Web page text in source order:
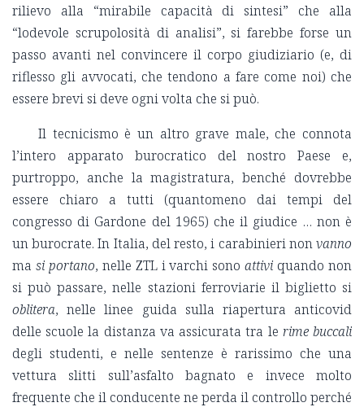
rilievo alla “mirabile capacità di sintesi” che alla
“lodevole scrupolosità di analisi”, si farebbe forse un
passo avanti nel convincere il corpo giudiziario (e, di
riflesso gli avvocati, che tendono a fare come noi) che
essere brevi si deve ogni volta che si può.
Il tecnicismo è un altro grave male, che connota
l’intero apparato burocratico del nostro Paese e,
purtroppo, anche la magistratura, benché dovrebbe
essere chiaro a tutti (quantomeno dai tempi del
congresso di Gardone del 1965) che il giudice … non è
un burocrate. In Italia, del resto, i carabinieri nonvanno
ma si portano, nelle ZTL i varchi sonoattivi quando non
si può passare, nelle stazioni ferroviarie il biglietto si
oblitera, nelle linee guida sulla riapertura anticovid
delle scuole la distanza va assicurata tra le rime buccali
degli studenti, e nelle sentenze è rarissimo che una
vettura slitti sull’asfalto bagnato e invece molto
frequente che il conducente ne perda il controllo perché